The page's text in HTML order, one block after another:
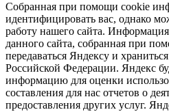
Собранная при помощи cookie
идентифицировать вас, однако
работу нашего сайта.
данного сайта, собранная при
передаваться Яндексу и
Российской Федерации. Яндекс
информацию для оценки
составления для нас отчетов о
предоставления других услуг.